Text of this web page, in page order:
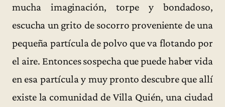
mucha imaginación, torpe y bondadoso,
escucha un grito de socorro proveniente de una
pequeña partícula de polvo que va flotando por
el aire. Entonces sospecha que puede haber vida
en esa partícula y muy pronto descubre que allí
existe la comunidad de Villa Quién, una ciudad